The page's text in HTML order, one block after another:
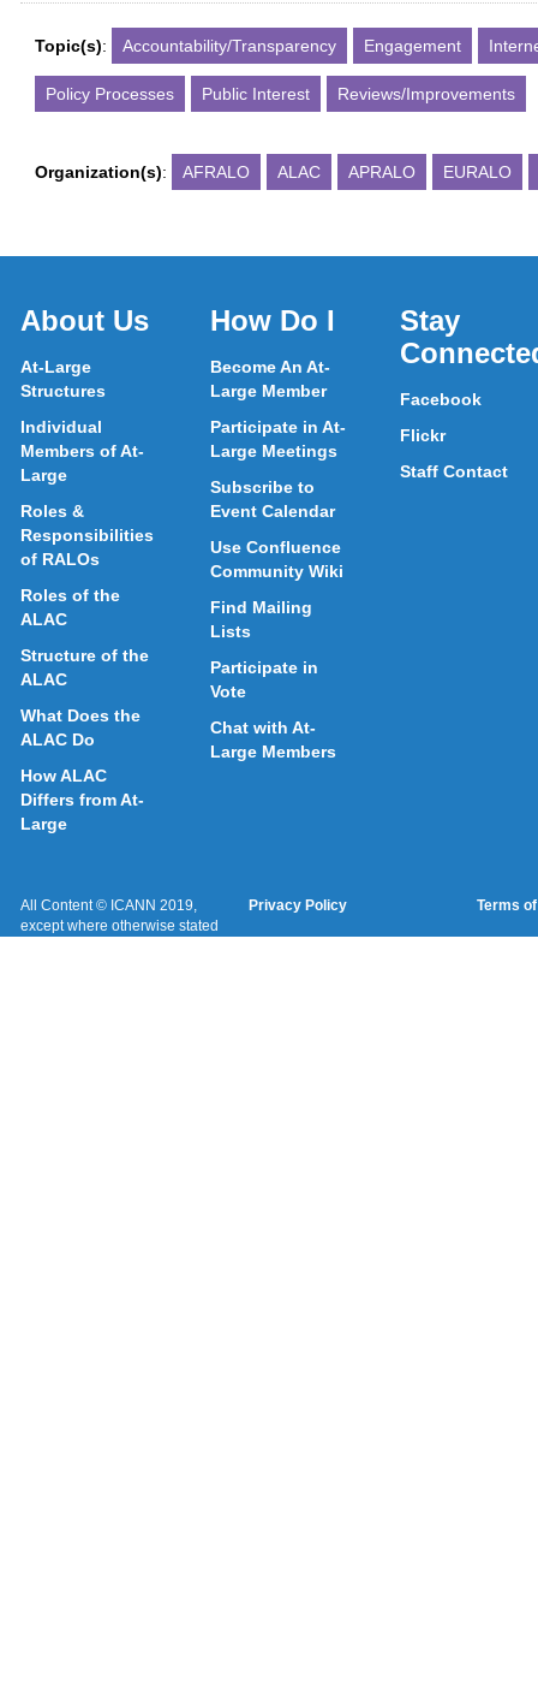
Topic(s): Accountability/Transparency Engagement
Policy Processes Public Interest Reviews/Improvements
Organization(s): AFRALO ALAC APRALO EURALO
About Us
At-Large
Structures
Individual
Members of At-
Large
Roles &
Responsibilities
of RALOs
Roles of the
ALAC
Structure of the
ALAC
What Does the
ALAC Do
How ALAC
Differs from At-
Large
How Do I
Become An At-
Large Member
Participate in At-
Large Meetings
Subscribe to
Event Calendar
Use Confluence
Community Wiki
Find Mailing
Lists
Participate in
Vote
Chat with At-
Large Members
Stay
Facebook
Flickr
Staff Contact
All Content © ICANN 2019,
except where otherwise stated
Privacy Policy Terms